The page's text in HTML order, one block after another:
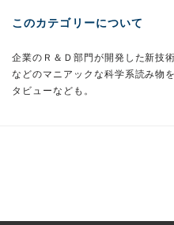
このカテゴリーについて
企業のＲ＆Ｄ部門が開発した新技
などのマニアックな科学系読み物
タビューなども。